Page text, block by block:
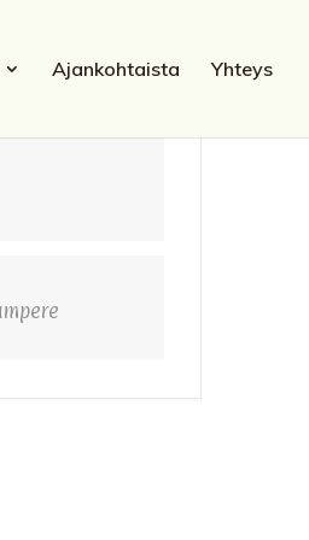
Ajankohtaista Yhteys